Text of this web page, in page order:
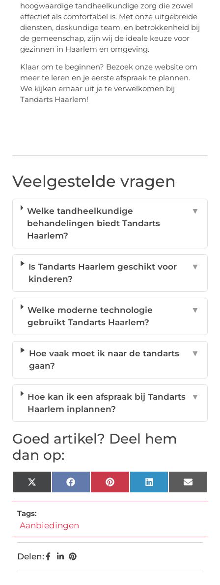
hoogwaardige tandheelkundige zorg die zowel
effectief als comfortabel is. Met onze uitgebreide
diensten, deskundige team, en betrokkenheid bij
de gemeenschap, zijn wij de ideale keuze voor
gezinnen in Haarlem en omgeving.
Klaar om te beginnen? Bezoek onze website om
meer te leren en je eerste afspraak te plannen.
We kijken ernaar uit je te verwelkomen bij
Tandarts Haarlem!
Veelgestelde vragen
Welke tandheelkundige
behandelingen biedt Tandarts
Haarlem?
▼
Is Tandarts Haarlem geschikt voor
kinderen?
▼
Welke moderne technologie
gebruikt Tandarts Haarlem?
▼
Hoe vaak moet ik naar de tandarts
gaan?
▼
Hoe kan ik een afspraak bij Tandarts
Haarlem inplannen?
▼
Goed artikel? Deel hem
dan op:
X
(Twitter)
FacebookPinterestLinkedInEmail
Tags:
Aanbiedingen
Delen: